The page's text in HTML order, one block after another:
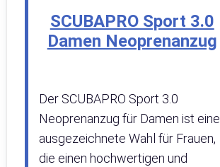
SCUBAPRO Sport 3.0
Damen Neoprenanzug
Der SCUBAPRO Sport 3.0
Neoprenanzug für Damen ist eine
ausgezeichnete Wahl für Frauen,
die einen hochwertigen und